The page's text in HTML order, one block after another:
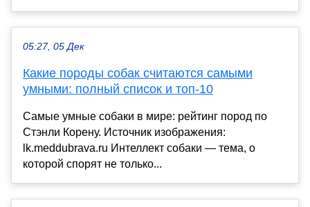
05:27, 05 Дек
Какие породы собак считаются самыми
умными: полный список и топ-10
Самые умные собаки в мире: рейтинг пород по
Стэнли Корену. Источник изображения:
lk.meddubrava.ru Интеллект собаки — тема, о
которой спорят не только...